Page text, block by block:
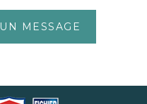
MESSAGE